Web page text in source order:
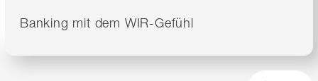
Banking mit dem WIR-Gefühl